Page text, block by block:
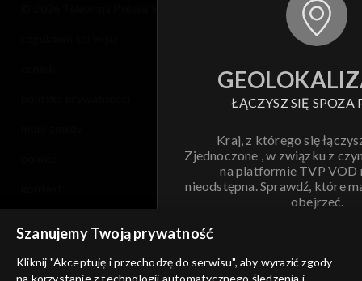
ŁĄCZYSZ SIĘ SPOZA
Kraj, z którego się
Zjednoczone , w związku z
na platformie TVP VOD
nieodstępna. Sprawdź, które
obejrzeć.
informacje o dostawcy usług
Szanujemy Twoją prywatność
Kliknij "Akceptuję i przechodzę do serwisu", aby wyrazić zgody
na korzystanie z technologii automatycznego śledzenia i